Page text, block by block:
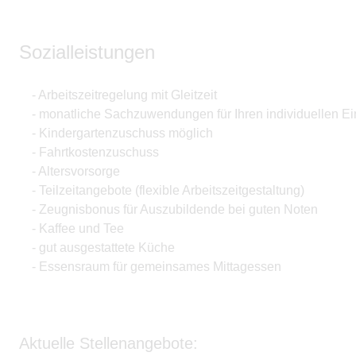
Sozialleistungen
- Arbeitszeitregelung mit Gleitzeit
- monatliche Sachzuwendungen für Ihren individuellen
- Kindergartenzuschuss möglich
- Fahrtkostenzuschuss
- Altersvorsorge
- Teilzeitangebote (flexible Arbeitszeitgestaltung)
- Zeugnisbonus für Auszubildende bei guten Noten
- Kaffee und Tee
- gut ausgestattete Küche
- Essensraum für gemeinsames Mittagessen
Aktuelle Stellenangebote: